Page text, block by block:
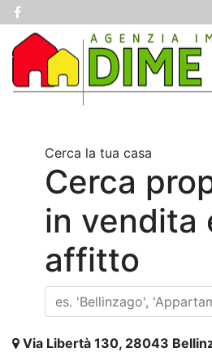
Cerca la tua casa
Cerca
in vendita
affitto
Via Libertà 130, 28043